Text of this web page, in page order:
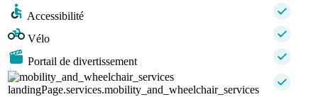
Accessibilité
Vélo
Portail de divertissement
landingPage.services.mobility_and_wheelchair_services